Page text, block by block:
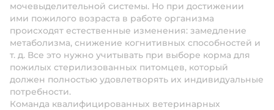
мочевыделительной системы. Но при достижении
ими пожилого возраста в работе организма
происходят естественные изменения: замедление
метаболизма, снижение когнитивных способностей и
т. д. Все это нужно учитывать при выборе корма для
пожилых стерилизованных питомцев, который
должен полностью удовлетворять их индивидуальные
потребности.
Команда квалифицированных ветеринарных